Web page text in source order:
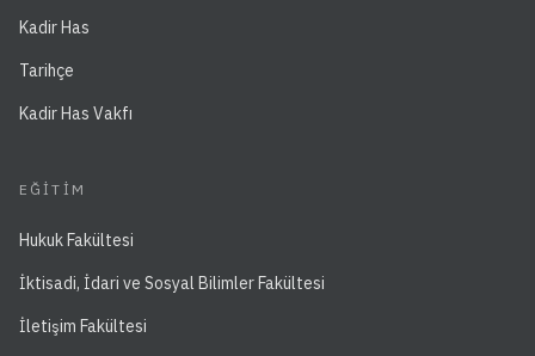
Kadir Has
Tarihçe
Kadir Has Vakfı
EĞITIM
Hukuk Fakültesi
İktisadi, İdari ve Sosyal Bilimler Fakültesi
İletişim Fakültesi